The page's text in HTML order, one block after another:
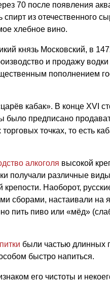
70 после появления
из отечественного
хлебное вино.
князь Московский, в
и продажу водки
пополнением
кабак». В конце ХVI
было предписано
точках, то есть
алкоголя высокой
получали различные
крепости. Наоборот,
сборами, настаивали на
пить пиво или «мёд»
были частью длинных
быстро напиться.
его чистоты и